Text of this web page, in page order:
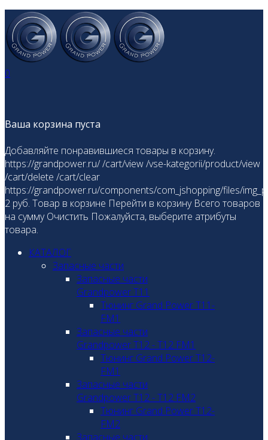
0
Ваша корзина пуста
Добавляйте понравившиеся товары в корзину.
https://grandpower.ru//cart/view/vse-kategorii/product/view
/cart/delete /cart/clear
https://grandpower.ru/components/com_jshopping/files/
2 руб. Товар в корзине Перейти в корзину Всего товаров
на сумму Очистить Пожалуйста, выберите атрибуты
товара.
КАТАЛОГ
Запасные части
Запасные части
Grandpower T11
Тюнинг Grand Power T11-
FM1
Запасные части
Grandpower T12 - T12 FM1
Тюнинг Grand Power T12-
FM1
Запасные части
Grandpower T12 - T12 FM2
Тюнинг Grand Power T12-
FM2
Запасные части